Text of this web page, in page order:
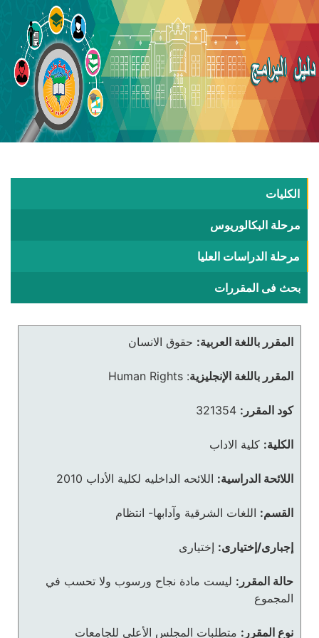
الكليات
مرحلة البكالوريوس
مرحلة الدراسات العليا
بحث فى المقررات
المقرر باللغة العربية: حقوق الانسان
المقرر باللغة الإنجليزية:
Human Rights
كود المقرر: 321354
الكلية: كلية الاداب
اللائحة الدراسية: اللائحه الداخليه لكلية الأداب 2010
القسم: اللغات الشرقية وآدابها- انتظام
إجبارى/إختيارى: إختيارى
حالة المقرر: ليست مادة نجاح ورسوب ولا تحسب في
المجموع
نوع المقرر: متطلبات المجلس الأعلى للجامعات